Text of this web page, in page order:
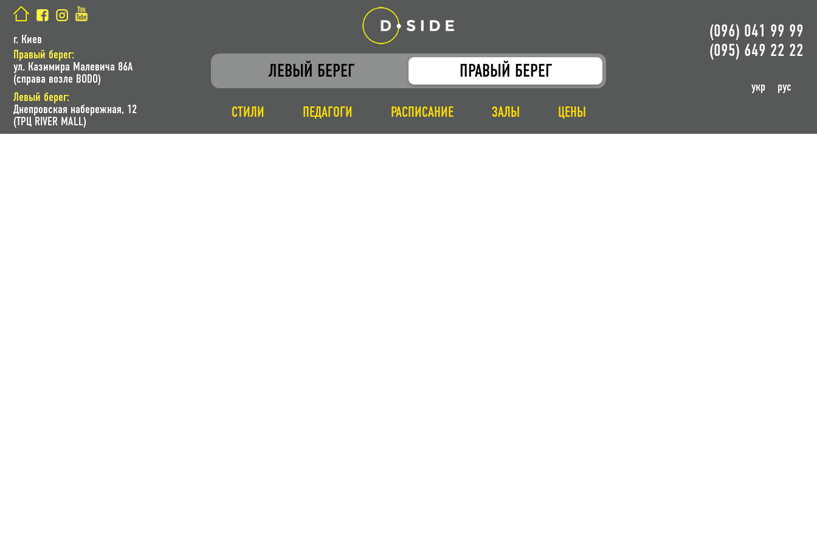
г. Киев
Правый берег:
ул. Казимира Малевича 86A
(справа возле BODO)
Левый берег:
Днепровская набережная, 12
(ТРЦ RIVER MALL)
ЛЕВЫЙ БЕРЕГ ПРАВЫЙ БЕРЕГ
(096) 041 99 99
(095) 649 22 22
укр рус
СТИЛИ ПЕДАГОГИ РАСПИСАНИЕ ЗАЛЫ ЦЕНЫ